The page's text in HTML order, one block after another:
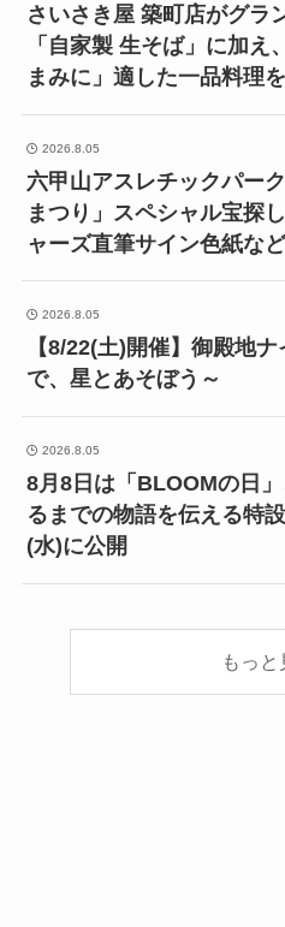
さいさき屋 築町店がグラ
「自家製 生そば」に加
まみに」適した一品料理
2026.8.05
六甲山アスレチックパー
まつり」スペシャル宝探
ャーズ直筆サイン色紙な
2026.8.05
【8/22(土)開催】御殿地
で、星とあそぼう～
2026.8.05
8月8日は「BLOOMの日
るまでの物語を伝える特
(水)に公開
もっと